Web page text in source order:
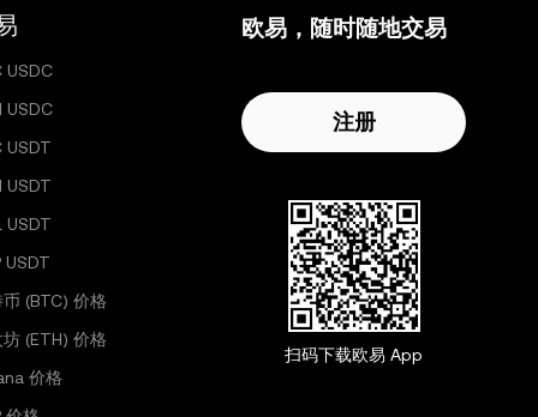
USDC
USDC
USDT
USDT
USDT
USDT
币 (BTC) 价格
坊 (ETH) 价格
价格
欧易，随时随地交易
注册
扫码下载欧易 App